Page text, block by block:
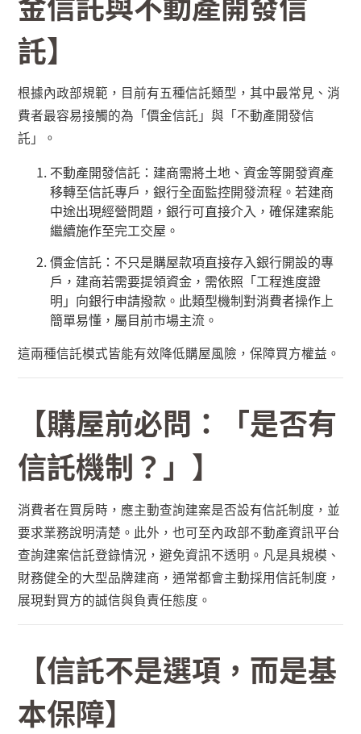
託】
根據內政部規範，目前有五種信託類型，其中最常見、消
費者最容易接觸的為「價金信託」與「不動產開發信
託」。
不動產開發信託：建商需將土地、資金等開發資產
移轉至信託專戶，銀行全面監控開發流程。若建商
中途出現經營問題，銀行可直接介入，確保建案能
繼續施作至完工交屋。
價金信託：不只是購屋款項直接存入銀行開設的專
戶，建商若需要提領資金，需依照「工程進度證
明」向銀行申請撥款。此類型機制對消費者操作上
簡單易懂，屬目前市場主流。
這兩種信託模式皆能有效降低購屋風險，保障買方權益。
【購屋前必問：「是否有
信託機制？」】
消費者在買房時，應主動查詢建案是否設有信託制度，並
要求業務說明清楚。此外，也可至內政部不動產資訊平台
查詢建案信託登錄情況，避免資訊不透明。凡是具規模、
財務健全的大型品牌建商，通常都會主動採用信託制度，
展現對買方的誠信與負責任態度。
【信託不是選項，而是基
本保障】